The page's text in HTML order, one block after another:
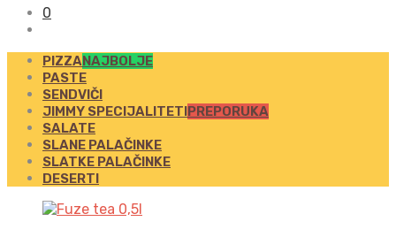
0
PIZZANAJBOLJE
PASTE
SENDVIČI
JIMMY SPECIJALITETIPREPORUKA
SALATE
SLANE PALAČINKE
SLATKE PALAČINKE
DESERTI